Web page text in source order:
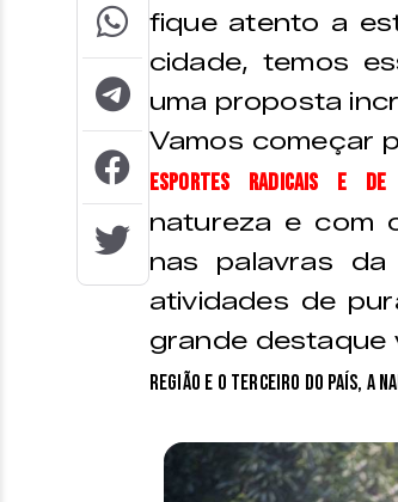
fique atento a
cidade, temos
uma proposta
Vamos começar
Esportes Radicais e de
natureza e com
nas palavras da
atividades de
grande destaque
região e o terceiro do país, a